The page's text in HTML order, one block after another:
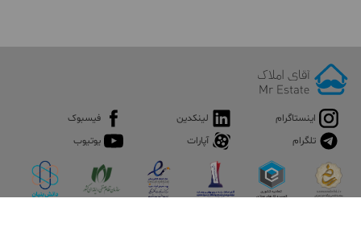
اینستاگرام لینکدین
فیسبوک
تلگرام
آپارات یوتیوب